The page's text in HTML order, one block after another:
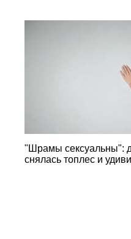
"Шрамы сексуальны":
снялась топлес и